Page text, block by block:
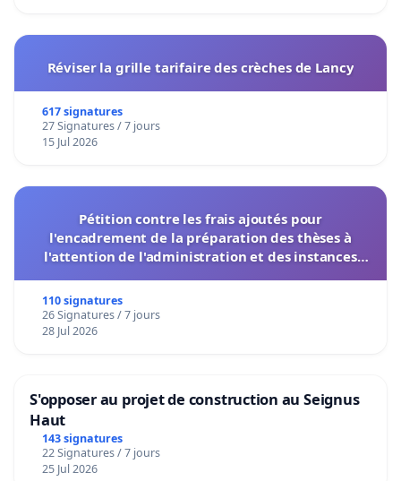
Réviser la grille tarifaire des crèches de Lancy
617 signatures
27 Signatures / 7 jours
15 Jul 2026
Pétition contre les frais ajoutés pour
l'encadrement de la préparation des thèses à
l'attention de l'administration et des instances
110 signatures
26 Signatures / 7 jours
28 Jul 2026
S'opposer au projet de construction au Seignus
Haut
143 signatures
22 Signatures / 7 jours
25 Jul 2026